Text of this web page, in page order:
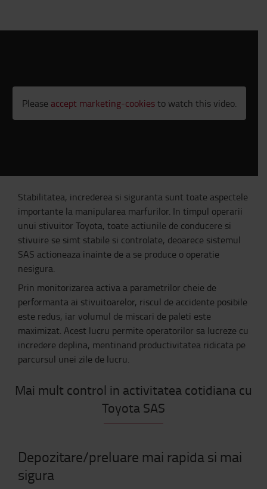
Please accept marketing-cookiesto watch this video.
Stabilitatea, increderea si siguranta sunt toate aspectele
importante la manipularea marfurilor. In timpul operarii
unui stivuitor Toyota, toate actiunile de conducere si
stivuire se simt stabile si controlate, deoarece sistemul
SAS actioneaza inainte de a se produce o operatie
nesigura.
Prin monitorizarea activa a parametrilor cheie de
performanta ai stivuitoarelor, riscul de accidente posibile
este redus, iar volumul de miscari de paleti este
maximizat. Acest lucru permite operatorilor sa lucreze cu
incredere deplina, mentinand productivitatea ridicata pe
parcursul unei zile de lucru.
Mai mult control in activitatea cotidiana cu
Toyota SAS
Depozitare/preluare mai rapida si mai
sigura